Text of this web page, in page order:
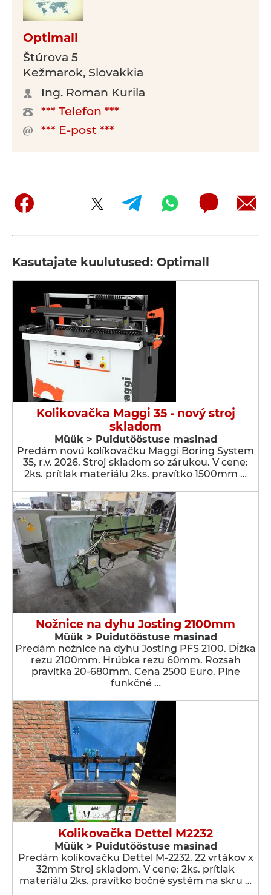
Optimall
Štúrova 5
Kežmarok, Slovakkia
Ing. Roman Kurila
*** Telefon ***
*** E-post ***
Kasutajate kuulutused: Optimall
Kolikovačka Maggi 35 - nový stroj
skladom
Müük > Puidutööstuse masinad
Predám novú kolíkovačku Maggi Boring System
35, r.v. 2026. Stroj skladom so zárukou. V cene:
2ks. prítlak materiálu 2ks. pravítko 1500mm …
Nožnice na dyhu Josting 2100mm
Müük > Puidutööstuse masinad
Predám nožnice na dyhu Josting PFS 2100. Dĺžka
rezu 2100mm. Hrúbka rezu 60mm. Rozsah
pravítka 20-680mm. Cena 2500 Euro. Plne
funkčné …
Kolikovačka Dettel M2232
Müük > Puidutööstuse masinad
Predám kolíkovačku Dettel M-2232. 22 vrtákov x
32mm Stroj skladom. V cene: 2ks. prítlak
materiálu 2ks. pravítko bočné systém na skru …